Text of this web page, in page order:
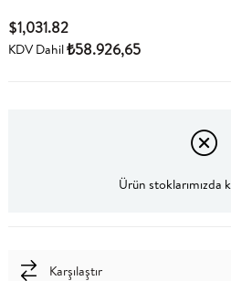
$1,031.82
KDV Dahil₺58.926,65
Ürün stoklarımızda
Karşılaştır